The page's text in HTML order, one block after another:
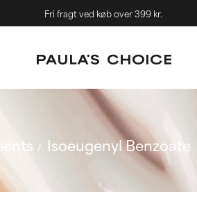
Fri fragt ved køb over 399 kr.
Isoeugenyl Benzoate